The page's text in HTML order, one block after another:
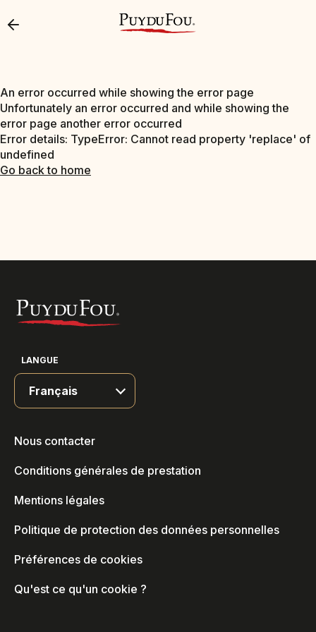
An error occurred while showing the error page
Unfortunately an error occurred and while showing the
error page another error occurred
Error details: TypeError: Cannot read property 'replace' of
undefined
Go back to home
LANGUE
Nous contacter
Conditions générales de prestation
Mentions légales
Politique de protection des données personnelles
Préférences de cookies
Qu'est ce qu'un cookie ?